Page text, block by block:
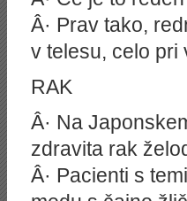
Â· Prav tako,
v telesu, celo pri
RAK
Â· Na
zdravita rak
Â· Pacienti s